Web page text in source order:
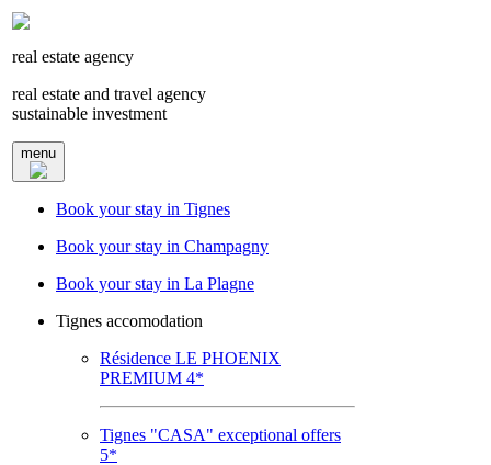
real estate agency
real estate and travel agency
sustainable investment
menu
Book your stay in Tignes
Book your stay in Champagny
Book your stay in La Plagne
Tignes accomodation
Résidence LE PHOENIX
PREMIUM 4*
Tignes "CASA" exceptional offers
5*